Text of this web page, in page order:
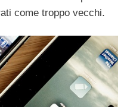
come troppo vecchi.